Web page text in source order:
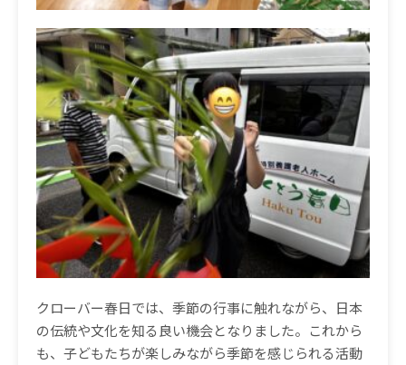
クローバー春日では、季節の行事に触れながら、日本
の伝統や文化を知る良い機会となりました。これから
も、子どもたちが楽しみながら季節を感じられる活動